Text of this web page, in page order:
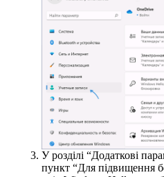
У розділі “Додаткові
пункт “Для підвищення